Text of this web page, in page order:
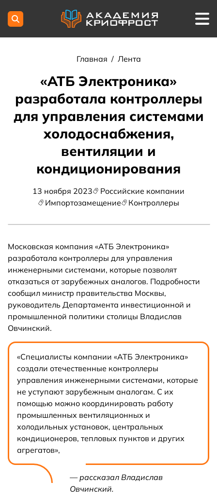
Главная / Лента
«АТБ Электроника»
разработала контроллеры
для управления системами
холодоснабжения,
вентиляции и
кондиционирования
13 ноября 2023
Российские компании
Импортозамещение
Контроллеры
Московская компания «АТБ Электроника»
разработала контроллеры для управления
инженерными системами, которые позволят
отказаться от зарубежных аналогов. Подробности
сообщил министр правительства Москвы,
руководитель Департамента инвестиционной и
промышленной политики столицы Владислав
Овчинский.
«Специалисты компании «АТБ Электроника»
создали отечественные контроллеры
управления инженерными системами, которые
не уступают зарубежным аналогам. С их
помощью можно координировать работу
промышленных вентиляционных и
холодильных установок, центральных
кондиционеров, тепловых пунктов и других
агрегатов»,
— рассказал Владислав
Овчинский.